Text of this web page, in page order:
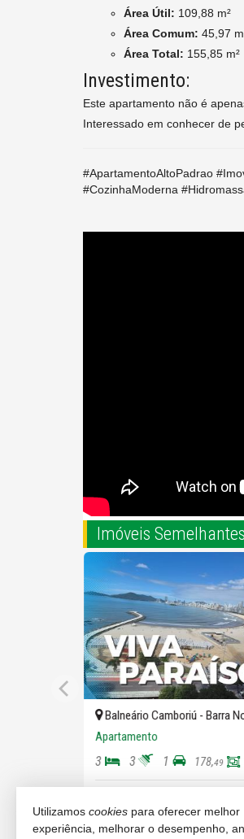
Área Útil: 109,88 m²
Área Comum: 45,97
Área Total: 155,85 m²
Investimento:
Este apartamento não é
Interessado em conhecer de
#ApartamentoAltoPadrao
#CozinhaModerna
Imóveis Semelhantes
Balneário Camboriú -Barra
Apartamento
3 3 1 178,49
Utilizamos cookies para oferecer melhor
experiência, melhorar o desempenho,